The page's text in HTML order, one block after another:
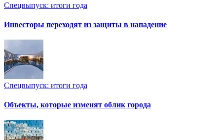
Спецвыпуск: итоги года
Инвесторы переходят из защиты в нападение
Спецвыпуск: итоги года
Объекты, которые изменят облик города